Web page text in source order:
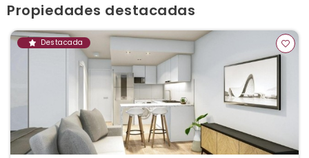
Propiedades destacadas
Destacada